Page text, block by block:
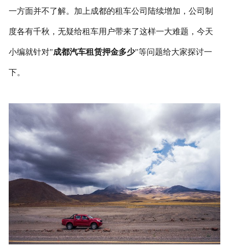
服务项目
租车资讯
租车价格
关于我们
联系我们
一方面并不了解。加上成都的租车公司陆续增加，公司制
度各有千秋，无疑给租车用户带来了这样一大难题，今天
小编就针对"成都汽车租赁押金多少"等问题给大家探讨一
下。